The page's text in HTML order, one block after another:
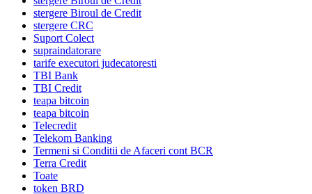
stergere Biroul de Credit
stergere CRC
Suport Colect
supraindatorare
tarife executori judecatoresti
TBI Bank
TBI Credit
teapa bitcoin
teapa bitcoin
Telecredit
Telekom Banking
Termeni si Conditii de Afaceri cont BCR
Terra Credit
Toate
token BRD